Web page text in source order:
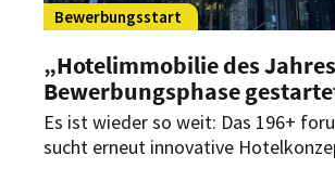
Bewerbungsstart
„Hotelimmobilie des
Bewerbungsphase
Es ist wieder so weit: Das 196+
sucht erneut innovative